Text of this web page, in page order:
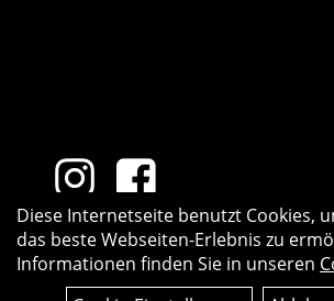
Diese Internetseite benutzt Cookies,
das beste Webseiten-Erlebnis zu
Informationen finden Sie in unseren